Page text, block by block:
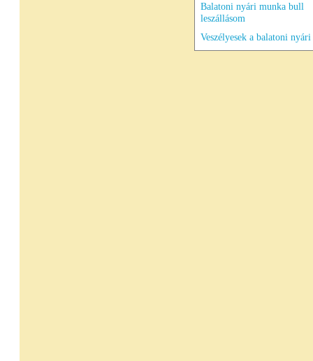
Balatoni nyári munka bull
leszállásom
Veszélyesek a balatoni